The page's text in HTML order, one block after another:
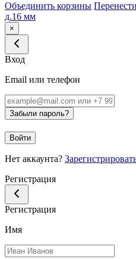
Объединить корзины
д.16 мм
×
Вход
Email или телефон
Забыли пароль?
Войти
Нет аккаунта?
Регистрация
Регистрация
Имя